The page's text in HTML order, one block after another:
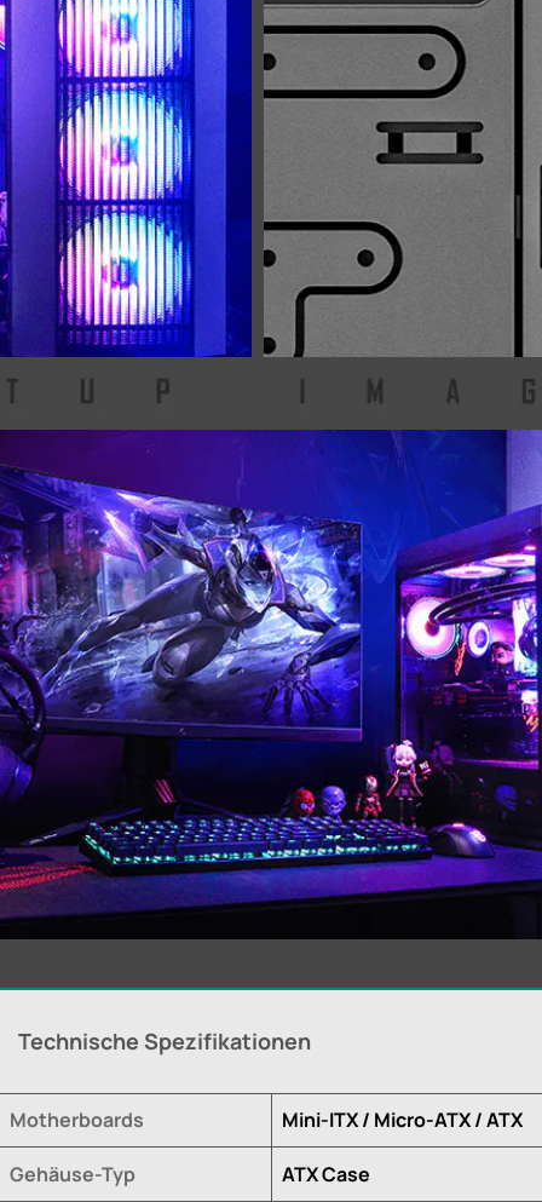
Technische Spezifikationen
Motherboards Mini-ITX / Micro-ATX / ATX
Gehäuse-Typ ATX Case